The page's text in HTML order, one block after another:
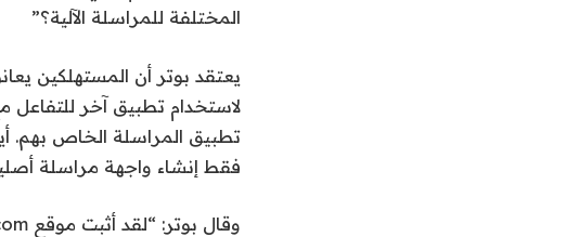
المختلفة للمراسلة الآلية؟”
لاستخدام تطبيق آخر
تطبيق المراسلة الخاص بهم.
فقط إنشاء واجهة مراسلة